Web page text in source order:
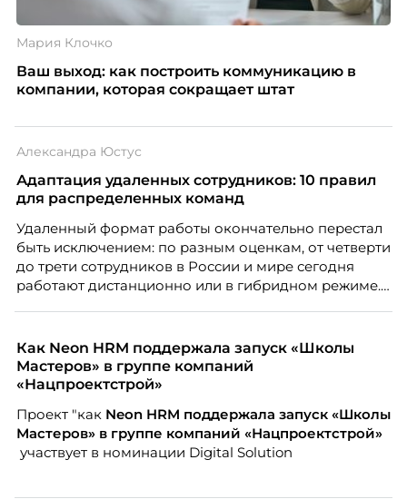
Мария Клочко
Ваш выход: как построить коммуникацию в
компании, которая сокращает штат
Александра Юстус
Адаптация удаленных сотрудников: 10 правил
для распределенных команд
Удаленный формат работы окончательно перестал
быть исключением: по разным оценкам, от четверти
до трети сотрудников в России и мире сегодня
работают дистанционно или в гибридном режиме.
адаптация во многом происходит сама собой, то на
расстоянии она требует осознанного
проектирования — иначе компания рискует
Как Neon HRM поддержала запуск «Школы
Мастеров» в группе компаний
«Нацпроектстрой»
Проект "какNeon HRM поддержала запуск «Школы
Мастеров» в группе компаний «Нацпроектстрой»
участвует в номинации Digital Solution